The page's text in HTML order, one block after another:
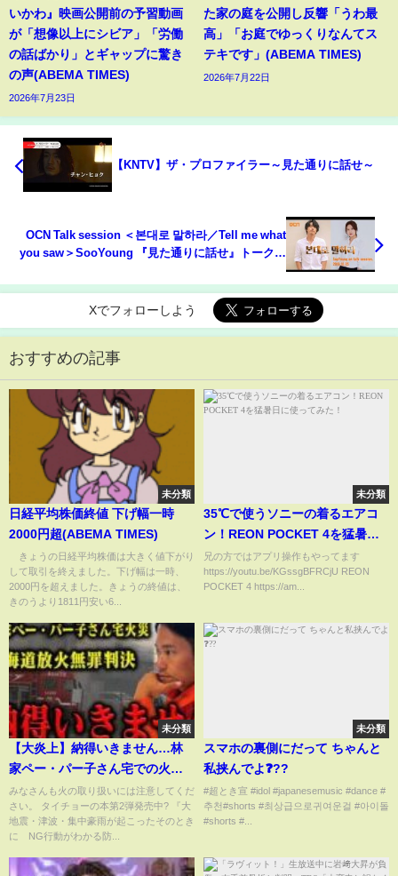
いかわ』映画公開前の予習動画
が「想像以上にシビア」「労働
の話ばかり」とギャップに驚き
の声(ABEMA TIMES)
2026年7月23日
た家の庭を公開し反響「うわ最
高」「お庭でゆっくりなんてス
テキです」(ABEMA TIMES)
2026年7月22日
【KNTV】ザ・プロファイラー～見た通りに話せ～
OCN Talk session ＜본대로 말하라／Tell me what
you saw＞SooYoung 『見た通りに話せ』トークセ
Xでフォローしよう
おすすめの記事
未分類
日経平均株価終値 下げ幅一時
2000円超(ABEMA TIMES)
きょうの日経平均株価は大きく値下がり
して取引を終えました。下げ幅は一時、
2000円を超えました。きょうの終値は、
きのうより1811円安い6...
未分類
35℃で使うソニーの着るエアコ
ン！REON POCKET 4を猛暑日
に使ってみた！
兄の方ではアプリ操作もやってます
https://youtu.be/KGssgBFRCjU REON
POCKET 4 https://am...
未分類
【大炎上】納得いきません…林
家ペー・パー子さん宅での火災
や放火で無罪判決になった件に
ついての消防レスキューの本
音。
みなさんも火の取り扱いには注意してくだ
さい。 タイチョーの本第2弾発売中? 『大
地震・津波・集中豪雨が起こったそのとき
に NG行動がわかる防...
未分類
スマホの裏側にだって ちゃんと
私挟んでよ❓??
#超とき宣 #idol #japanesemusic #dance #
추천#shorts #최상급으로귀여운걸 #아이돌
#shorts #...